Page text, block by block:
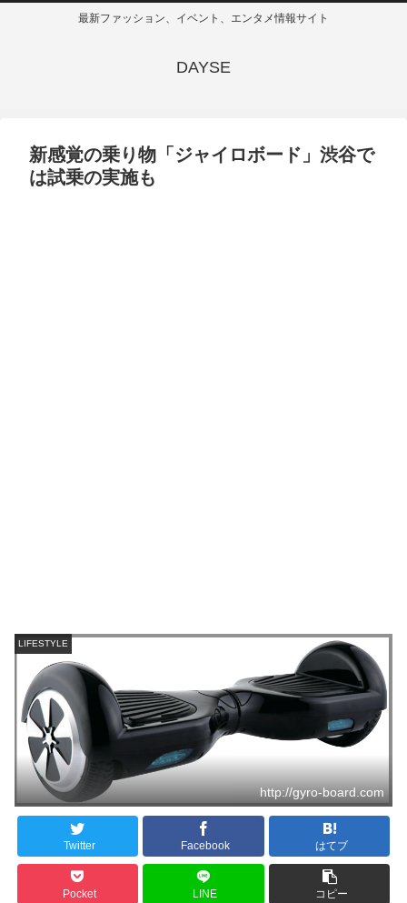
最新ファッション、イベント、エンタメ情報サイト
DAYSE
新感覚の乗り物「ジャイロボード」渋谷で
は試乗の実施も
LIFESTYLE
http://gyro-board.com
Twitter Facebook はてブ
Pocket LINE コピー